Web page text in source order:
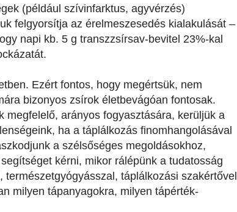
(például szívinfarktus, agyvérzés)
felgyorsítja az érelmeszesedés kialakulását –
napi kb. 5 g transzzsírsav-bevitel 23%-kal
Ezért fontos, hogy megértsük, nem
bizonyos zsírok életbevágóan fontosak.
arányos fogyasztására, kerüljük a
ha a táplálkozás finomhangolásával
a szélsőséges megoldásokhoz,
kérni, mikor rálépünk a tudatosság
táplálkozási szakértővel
milyen tápanyagokra, milyen tápérték-